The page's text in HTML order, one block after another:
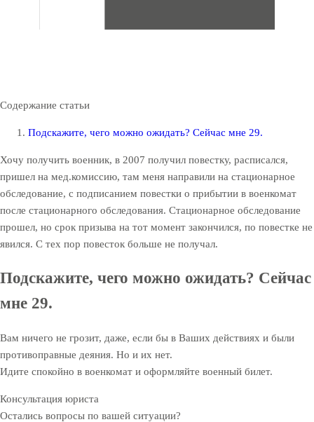
Содержание статьи
Подскажите, чего можно ожидать? Сейчас мне 29.
Хочу получить военник, в 2007 получил повестку, расписался,
пришел на мед.комиссию, там меня направили на стационарное
обследование, с подписанием повестки о прибытии в военкомат
после стационарного обследования. Стационарное обследование
прошел, но срок призыва на тот момент закончился, по повестке не
явился. С тех пор повесток больше не получал.
Подскажите, чего можно ожидать? Сейчас
мне 29.
Вам ничего не грозит, даже, если бы в Ваших действиях и были
противоправные деяния. Но и их нет.
Идите спокойно в военкомат и оформляйте военный билет.
Консультация юриста
Остались вопросы по вашей ситуации?